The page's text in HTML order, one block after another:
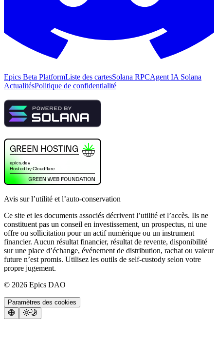
Epics Beta PlatformListe des cartesSolana RPCAgent IA Solana
ActualitésPolitique de confidentialité
Avis sur l’utilité et l’auto-conservation
Ce site et les documents associés décrivent l’utilité et l’accès. Ils ne
constituent pas un conseil en investissement, un prospectus, ni une
offre ou sollicitation pour un actif numérique ou un instrument
financier. Aucun résultat financier, résultat de revente, disponibilité
sur une place d’échange, événement de distribution, rachat ou valeur
future n’est promis. Utilisez les outils de self-custody selon votre
propre jugement.
© 2026 Epics DAO
Paramètres des cookies